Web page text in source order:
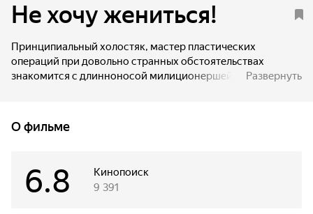
Не хочу жениться!
Принципиальный холостяк, мастер пластических
операций при довольно странных обстоятельствах
знакомится с длинноносой милиционершей. Сделав ей
заявляет: «Я хочу на тебе жениться!»...
Развернуть
О фильме
Кинопоиск
6.8 9 391